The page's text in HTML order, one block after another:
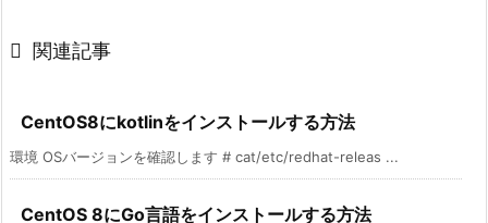
 関連記事
CentOS8にkotlinをインストールする方法
環境 OSバージョンを確認します # cat/etc/redhat-releas ...
CentOS 8にGo言語をインストールする方法